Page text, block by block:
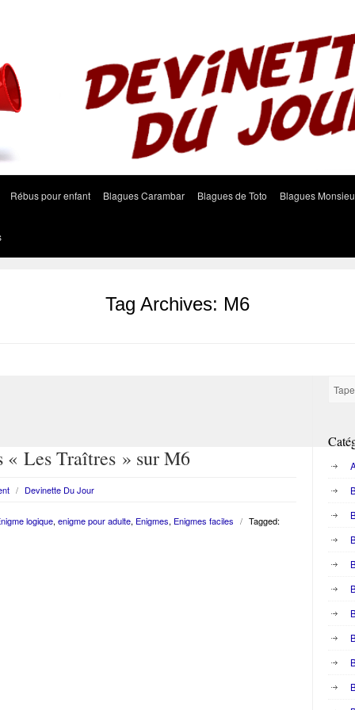
Rébus pour enfant Blagues Carambar Blagues de Toto Blagues
Tag Archives: M6
« Les Traîtres » sur M6
/ Devinette Du Jour
logique, enigme pour adulte, Enigmes, Enigmes faciles / Tagged: